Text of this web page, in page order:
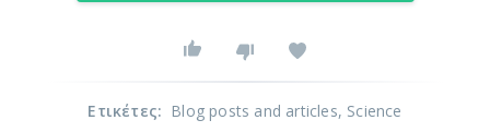
Ετικέτες: Blog posts and articles, Science